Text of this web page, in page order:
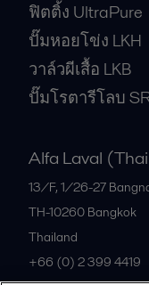
ฟิตติ้ง UltraPure
ปั๊มหอยโข่ง LKH
วาล์วผีเสื้อ LKB
ปั๊มโรตารีโลบ
Alfa Laval
13/F, 1/26-27
TH-10260 Bangkok
Thailand
+66 (0) 2 399 4419